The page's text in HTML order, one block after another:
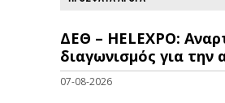
ΔΕΘ – HELEXPO:
διαγωνισμός για την
07-08-2026